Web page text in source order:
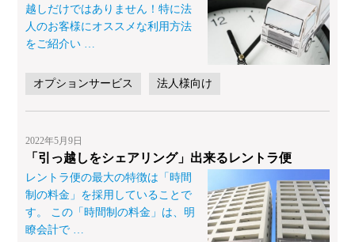
越しだけではありません！特に法
人のお客様にオススメな利用方法
をご紹介い …
オプションサービス 法人様向け
2022年5月9日
「引っ越しをシェアリング」出来るレントラ便
レントラ便の最大の特徴は「時間
制の料金」を採用していることで
す。 この「時間制の料金」は、明
瞭会計で